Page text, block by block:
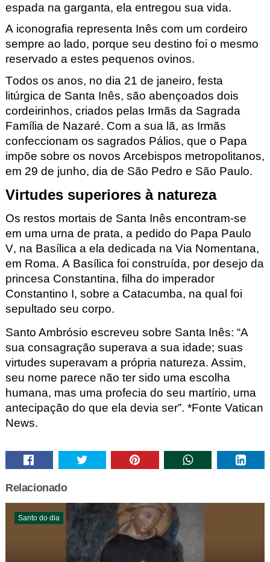
espada na garganta, ela entregou sua vida.
A iconografia representa Inês com um cordeiro
sempre ao lado, porque seu destino foi o mesmo
reservado a estes pequenos ovinos.
Todos os anos, no dia 21 de janeiro, festa
litúrgica de Santa Inês, são abençoados dois
cordeirinhos, criados pelas Irmãs da Sagrada
Família de Nazaré. Com a sua lã, as Irmãs
confeccionam os sagrados Pálios, que o Papa
impõe sobre os novos Arcebispos metropolitanos,
em 29 de junho, dia de São Pedro e São Paulo.
Virtudes superiores à natureza
Os restos mortais de Santa Inês encontram-se
em uma urna de prata, a pedido do Papa Paulo
V, na Basílica a ela dedicada na Via Nomentana,
em Roma. A Basílica foi construída, por desejo da
princesa Constantina, filha do imperador
Constantino I, sobre a Catacumba, na qual foi
sepultado seu corpo.
Santo Ambrósio escreveu sobre Santa Inês: “A
sua consagração superava a sua idade; suas
virtudes superavam a própria natureza. Assim,
seu nome parece não ter sido uma escolha
humana, mas uma profecia do seu martírio, uma
antecipação do que ela devia ser”. *Fonte Vatican
News.
Relacionado
Santo do dia